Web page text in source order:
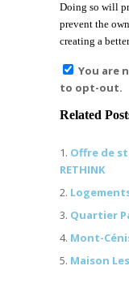
Doing so will
prevent the
creating a
You are
to opt-out.
Related
Offre de
RETHINK
Quartier
Mont-
Maison